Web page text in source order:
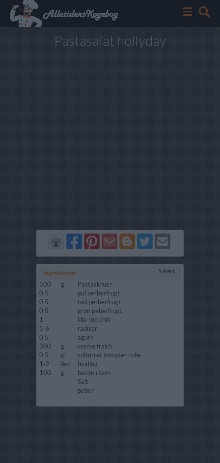
Pastasalat hollyday
Del
på
Facebook
Del
på
Pinterest
Send
via
GMail
Del
på
Blogger
Del
på
Twitter
Send
Ingredienser 5 Pers.
500 g.
Pastaskruer
0.5
gul perberfrugt
0.5
rød perberfrugt
0.5
grøn peberfrugt
1
lille rød chili
5-6
radiser
0.5
agurk
300
g.
creme fraich
0.5
gl.
soltørret tomater i olie
1-2
fed
hvidløg
100
g.
bacon i tern
Salt
peber